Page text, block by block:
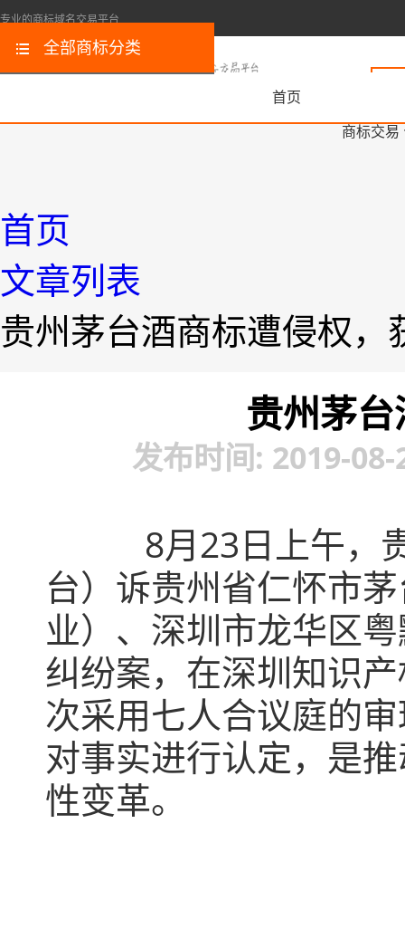
专业的商标域名交易平台
首页
商标交易
全部商标分类
首页
文章列表
贵州茅台酒商标遭侵权，
贵州茅
发布时间: 2019-
8月23日上午，
台）诉贵州省仁怀市
业）、深圳市龙华区
纠纷案，在深圳知识
次采用七人合议庭的
对事实进行认定，是
性变革。